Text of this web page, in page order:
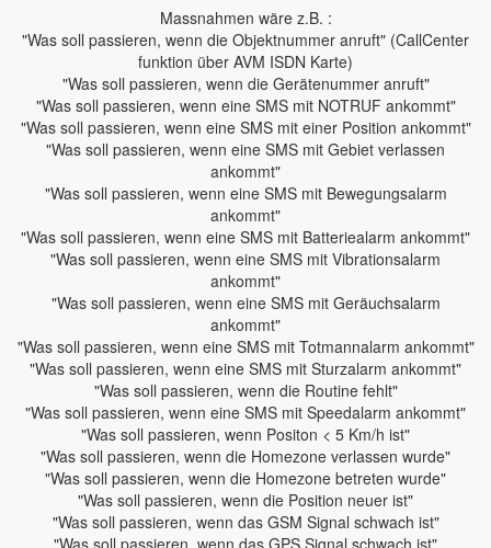
Massnahmen wäre z.B. :
"Was soll passieren, wenn die Objektnummer anruft" (CallCenter
funktion über AVM ISDN Karte)
"Was soll passieren, wenn die Gerätenummer anruft"
"Was soll passieren, wenn eine SMS mit NOTRUF ankommt"
"Was soll passieren, wenn eine SMS mit einer Position ankommt"
"Was soll passieren, wenn eine SMS mit Gebiet verlassen
ankommt"
"Was soll passieren, wenn eine SMS mit Bewegungsalarm
ankommt"
"Was soll passieren, wenn eine SMS mit Batteriealarm ankommt"
"Was soll passieren, wenn eine SMS mit Vibrationsalarm
ankommt"
"Was soll passieren, wenn eine SMS mit Geräuchsalarm
ankommt"
"Was soll passieren, wenn eine SMS mit Totmannalarm ankommt"
"Was soll passieren, wenn eine SMS mit Sturzalarm ankommt"
"Was soll passieren, wenn die Routine fehlt"
"Was soll passieren, wenn eine SMS mit Speedalarm ankommt"
"Was soll passieren, wenn Positon < 5 Km/h ist"
"Was soll passieren, wenn die Homezone verlassen wurde"
"Was soll passieren, wenn die Homezone betreten wurde"
"Was soll passieren, wenn die Position neuer ist"
"Was soll passieren, wenn das GSM Signal schwach ist"